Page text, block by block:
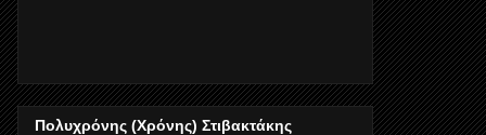
Πολυχρόνης (Χρόνης) Στιβακτάκης